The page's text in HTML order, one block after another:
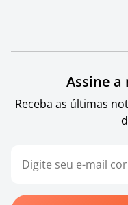
Assine
Receba as últimas